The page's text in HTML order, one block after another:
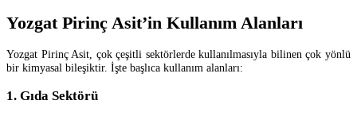
Yozgat Pirinç Asit’in Kullanım Alanları
Yozgat Pirinç Asit, çok çeşitli sektörlerde kullanılmasıyla bilinen çok yönlü
bir kimyasal bileşiktir. İşte başlıca kullanım alanları:
1. Gıda Sektörü